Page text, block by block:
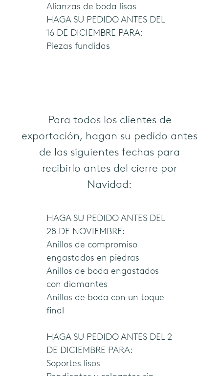
italiano(IT)
Alianzas de boda lisas
HAGA SU PEDIDO ANTES DEL
16 DE DICIEMBRE PARA:
Piezas fundidas
Para todos los clientes de
exportación, hagan su pedido antes
de las siguientes fechas para
recibirlo antes del cierre por
Navidad:
HAGA SU PEDIDO ANTES DEL
28 DE NOVIEMBRE:
Anillos de compromiso
engastados en piedras
Anillos de boda engastados
con diamantes
Anillos de boda con un toque
final
HAGA SU PEDIDO ANTES DEL 2
DE DICIEMBRE PARA:
Soportes lisos